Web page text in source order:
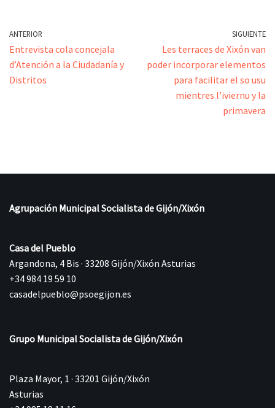
ANTERIOR
Entrevista cola concejala
d’Atención a la Ciudadanía y
Distritos
SIGUIENTE
Les terraces de Xixón van
poder incorporar elementos
para facilitar el so usu
mientres l’iviernu y la
primavera
Agrupación Municipal Socialista de Gijón/Xixón
Casa del Pueblo
Argandona, 4 Bis · 33208 Gijón/Xixón Asturias
+34 984 19 59 10
casadelpueblo@psoegijon.es
Grupo Municipal Socialista de Gijón/Xixón
Plaza Mayor, 1 · 33201 Gijón/Xixón
Asturias